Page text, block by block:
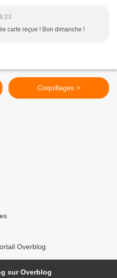
carte reçue ! Bon dimanche !
Coquillages >
Overblog
sur Overblog